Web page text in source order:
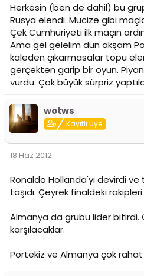
Herkesin (ben de dahil) bu
Rusya elendi. Mucize gibi
Çek Cumhuriyeti ilk maçın
Ama gel gelelim dün akşam
kaleden çıkarmasalar topu
gerçekten garip bir oyun.
vurdu. Çok büyük sürpriz
wotws
Kayıtlı Üye
18 Haz 2012
Ronaldo Hollanda'yı devirdi ve
taşıdı. Çeyrek finaldeki
Almanya da grubu lider bitirdi.
karşılacaklar.
Portekiz ve Almanya çok rahat